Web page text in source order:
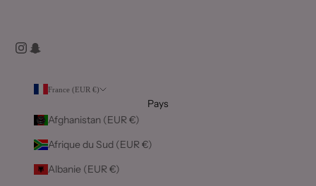
France (EUR €)
Pays
Afghanistan (EUR €)
Afrique du Sud (EUR €)
Albanie (EUR €)